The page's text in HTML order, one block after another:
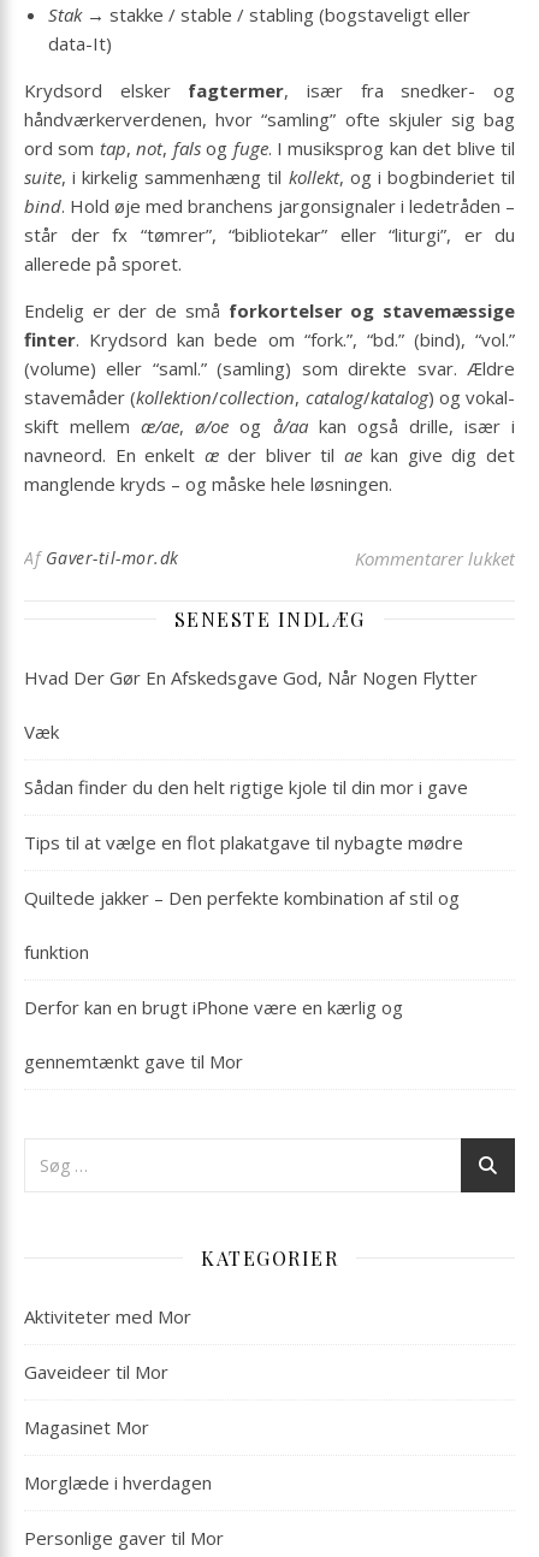
Stak→ stakke / stable / stabling (bogstaveligt eller
data-It)
Krydsord elsker fagtermer, især fra snedker- og
håndværkerverdenen, hvor “samling” ofte skjuler sig bag
ord som tap,not, falsog fuge. I musiksprog kan det blive til
suite, i kirkelig sammenhæng til kollekt, og i bogbinderiet til
bind. Hold øje med branchens jargonsignaler i ledetråden –
står der fx “tømrer”, “bibliotekar” eller “liturgi”, er du
allerede på sporet.
Endelig er der de små forkortelser og stavemæssige
finter. Krydsord kan bede om “fork.”, “bd.” (bind), “vol.”
(volume) eller “saml.” (samling) som direkte svar. Ældre
stavemåder (kollektion/collection, catalog/katalog) og vokal­
skift mellemæ/ae,ø/oe og å/aakan også drille, især i
navneord. En enkelt æder bliver til aekan give dig det
manglende kryds – og måske hele løsningen.
Af Gaver-til-mor.dk Kommentarer lukkettil
SENESTE INDLÆG
Hvad Der Gør En Afskedsgave God, Når Nogen Flytter
Væk
Sådan finder du den helt rigtige kjole til din mor i gave
Tips til at vælge en flot plakatgave til nybagte mødre
Quiltede jakker – Den perfekte kombination af stil og
funktion
Derfor kan en brugt iPhone være en kærlig og
gennemtænkt gave til Mor
KATEGORIER
Aktiviteter med Mor
Gaveideer til Mor
Magasinet Mor
Morglæde i hverdagen
Personlige gaver til Mor